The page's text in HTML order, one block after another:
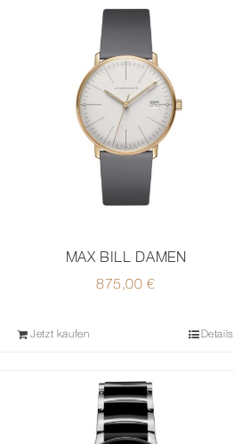
MAX BILL DAMEN
875,00€
Jetzt kaufen Details